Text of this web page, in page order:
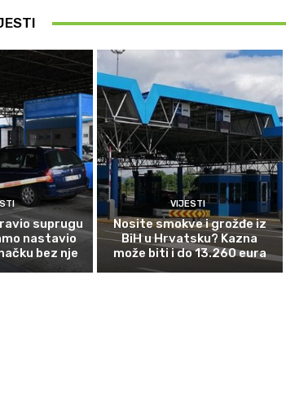
suprugu
nastavio
bez nje
VIJESTI
Nosite smokve i grožđe iz
BiH u Hrvatsku? Kazna
može biti i do 13.260 eura